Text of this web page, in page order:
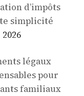
d’impôts
simplicité
légaux
pour
familiaux